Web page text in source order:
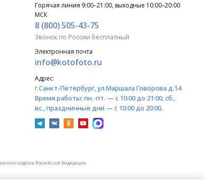
Горячая линия 9:00–21:00, выходные 10:00–20:00
МСК
8 (800) 505-43-75
Звонок по России бесплатный
Электронная почта
info@kotofoto.ru
Адрес:
г.Санкт-Петербург, ул.Маршала Говорова д.14
Время работы: пн.-пт. — с 10:00 до 21:00, сб.,
вс., праздничные дни — с 10:00 до 20:00.
кодекса Российской Федерации.